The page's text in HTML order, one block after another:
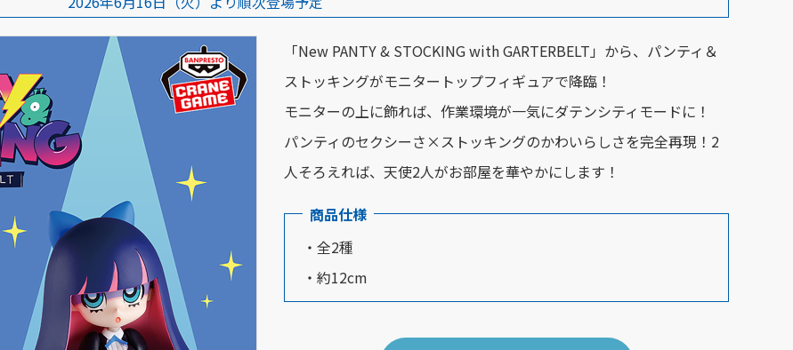
「New PANTY & STOCKING with GARTERBELT」から、パンティ＆
ストッキングがモニタートップフィギュアで降臨！
モニターの上に飾れば、作業環境が一気にダテンシティモードに！
パンティのセクシーさ×ストッキングのかわいらしさを完全再現！2
人そろえれば、天使2人がお部屋を華やかにします！
商品仕様
・全2種
・約12cm